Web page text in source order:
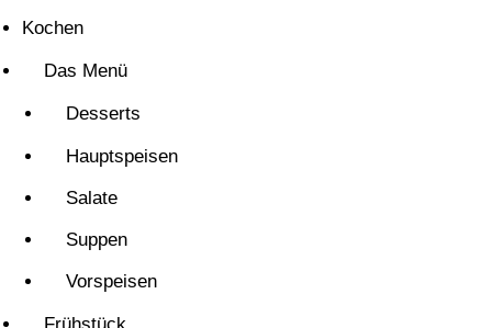
Kochen
Das Menü
Desserts
Hauptspeisen
Salate
Suppen
Vorspeisen